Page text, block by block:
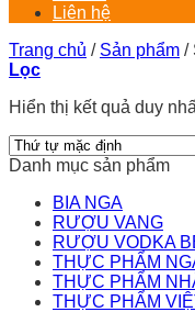
Liên hệ
Trang chủ / Sản phẩm /
Lọc
Hiển thị kết quả duy
Danh mục sản phẩm
BIA NGA
RƯỢU VANG
RƯỢU VODKA
THỰC PHẨM
THỰC PHẨM
THỰC PHẨM